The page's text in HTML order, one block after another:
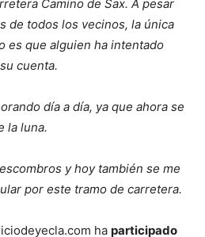
Camino de Sax. A pesar
de todos los vecinos, la única
es que alguien ha intentado
cuenta.
día a día, ya que ahora se
la luna.
y hoy también se me
por este tramo de carretera.
ha participado